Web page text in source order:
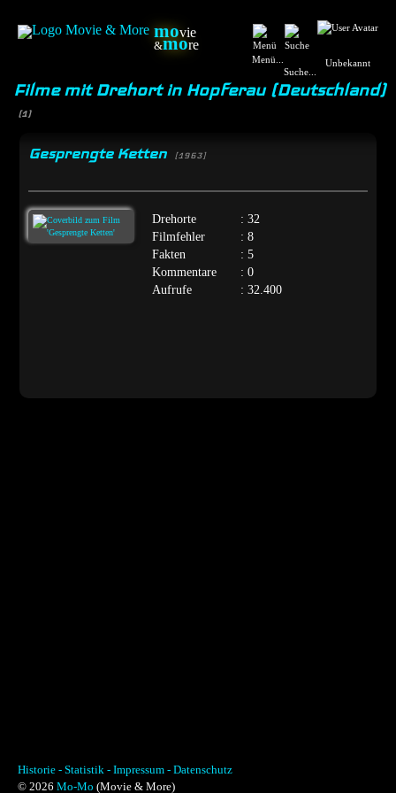
movie
&more
Menü...
Suche...
Unbekannt
Filme mit Drehort in Hopferau (Deutschland)
(1)
Gesprengte Ketten [1963]
Drehorte
: 32
Filmfehler
: 8
Fakten
: 5
Kommentare
: 0
Aufrufe
: 32.400
Historie - Statistik - Impressum - Datenschutz
© 2026 Mo-Mo (Movie & More)